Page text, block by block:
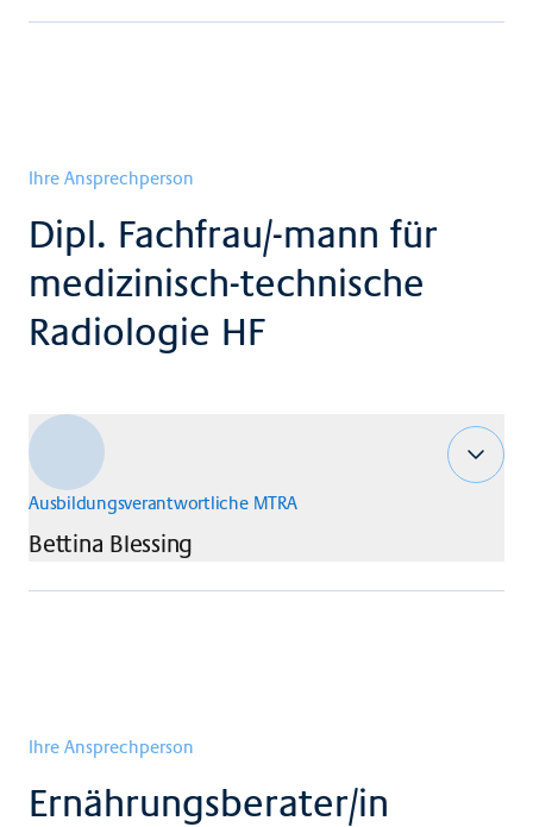
Ihre Ansprechperson
Dipl. Fachfrau/-mann für
medizinisch-technische
Radiologie HF
Ausbildungsverantwortliche MTRA
Bettina Blessing
Ihre Ansprechperson
Ernährungsberater/in